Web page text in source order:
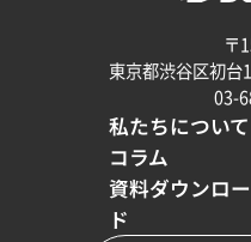
〒
東京都渋谷区初
03-
私たちについて
コラム
資料ダウンロー
ド